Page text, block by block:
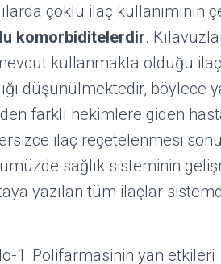
çoklu ilaç
komorbiditelerdir.
kullanmakta olduğu
düşünülmektedir, böylece
farklı hekimlere giden
ilaç reçetelenmesi
sağlık sisteminin
yazılan tüm ilaçlar
1: Polifarmasinin yan etkileri